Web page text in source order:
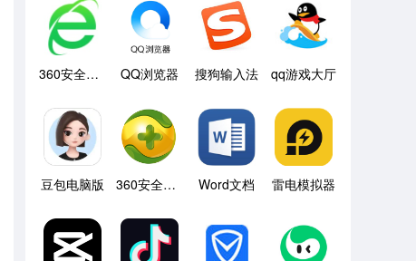
360安全浏览器 QQ浏览器 搜狗输入法 qq游戏大厅
豆包电脑版 360安全卫士 Word文档 雷电模拟器